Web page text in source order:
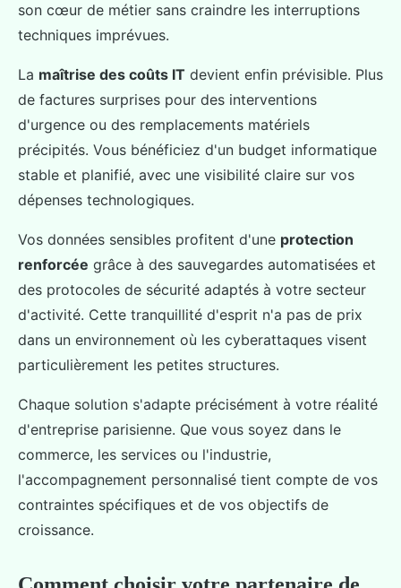
son cœur de métier sans craindre les interruptions
techniques imprévues.
La maîtrise des coûts IT devient enfin prévisible. Plus
de factures surprises pour des interventions
d'urgence ou des remplacements matériels
précipités. Vous bénéficiez d'un budget informatique
stable et planifié, avec une visibilité claire sur vos
dépenses technologiques.
Vos données sensibles profitent d'une protection
renforcée grâce à des sauvegardes automatisées et
des protocoles de sécurité adaptés à votre secteur
d'activité. Cette tranquillité d'esprit n'a pas de prix
dans un environnement où les cyberattaques visent
particulièrement les petites structures.
Chaque solution s'adapte précisément à votre réalité
d'entreprise parisienne. Que vous soyez dans le
commerce, les services ou l'industrie,
l'accompagnement personnalisé tient compte de vos
contraintes spécifiques et de vos objectifs de
croissance.